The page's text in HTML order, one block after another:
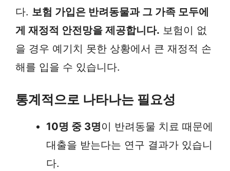
다. 보험 가입은 반려동물과 그 가족 모두에
게 재정적 안전망을 제공합니다. 보험이 없
을 경우 예기치 못한 상황에서 큰 재정적 손
해를 입을 수 있습니다.
통계적으로 나타나는 필요성
10명 중 3명이 반려동물 치료 때문에
대출을 받는다는 연구 결과가 있습니
다.